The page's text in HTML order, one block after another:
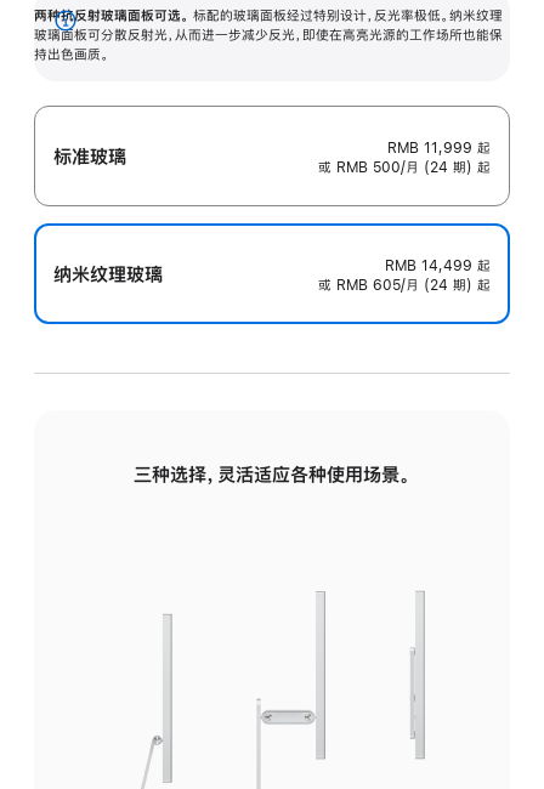
两种抗反射玻璃面板可选。 标配的玻璃面板经过特别设计，反光率极低。纳米纹理
玻璃面板可分散反射光，从而进一步减少反光，即使在高亮光源的工作场所也能保
持出色画质。
展
开
标准玻璃 RMB 11,999 起
或 RMB 500/月 (24 期) 起
纳米纹理玻璃 RMB 14,499 起
或 RMB 605/月 (24 期) 起
三种选择，灵活适应各种使用场景。